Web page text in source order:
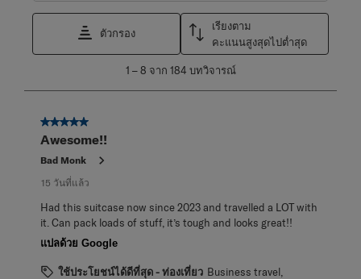
ตัวกรอง
เรียงตาม
คะแนนสูงสุดไปต่ำสุด
8
184
วิจารณ์
1 – 8 จาก 184 บทวิจารณ์
5 จาก 5 ดาว
Awesome!!
Bad Monk
15 วันที่แล้ว
Had this suitcase now since 2023 and travelled a LOT with
it. Can pack loads of stuff, it’s tough and looks great!!
แปลด้วย Google
ใช้ประโยชน์ได้ดีที่สุด - ท่องเที่ยว Business travel,